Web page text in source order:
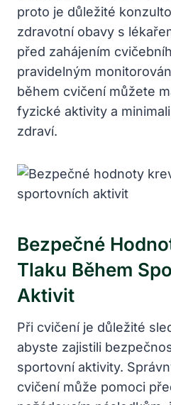
proto je důležité
zdravotní obavy s
před zahájením
pravidelným
během cvičení můžete
fyzické aktivity a
zdraví.
Bezpečné
Tlaku Během
Aktivit
Při cvičení je důležité
abyste zajistili
sportovní aktivity.
cvičení může pomoci